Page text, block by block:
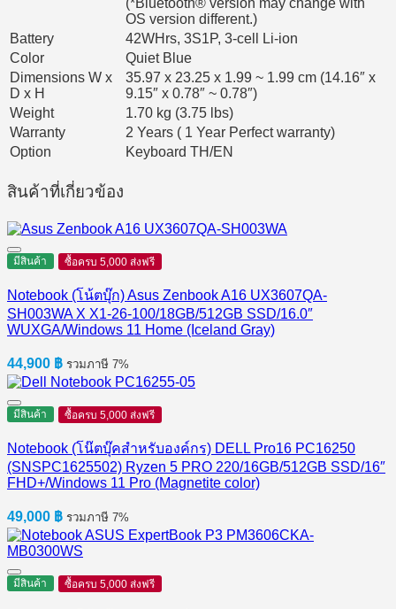
OS version different.)
Battery
42WHrs, 3S1P, 3-cell Li-ion
Color
Quiet Blue
Dimensions W x
D x H
35.97 x 23.25 x 1.99 ~ 1.99 cm (14.16″ x
9.15″ x 0.78″ ~ 0.78″)
Weight
1.70 kg (3.75 lbs)
Warranty
2 Years ( 1 Year Perfect warranty)
Option
Keyboard TH/EN
สินค้าที่เกี่ยวข้อง
มีสินค้า ซื้อครบ 5,000 ส่งฟรี
Notebook (โน้ตบุ๊ก) Asus Zenbook A16 UX3607QA-
SH003WA X X1-26-100/18GB/512GB SSD/16.0″
WUXGA/Windows 11 Home (Iceland Gray)
44,900 ฿ รวมภาษี 7%
มีสินค้า ซื้อครบ 5,000 ส่งฟรี
Notebook (โน๊ตบุ๊คสำหรับองค์กร) DELL Pro16 PC16250
(SNSPC1625502) Ryzen 5 PRO 220/16GB/512GB SSD/16″
FHD+/Windows 11 Pro (Magnetite color)
49,000 ฿ รวมภาษี 7%
มีสินค้า ซื้อครบ 5,000 ส่งฟรี